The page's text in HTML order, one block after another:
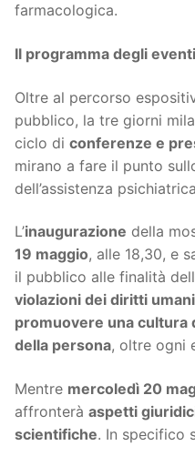
farmacologica.
Il programma degli eventi
Oltre al percorso
pubblico, la tre giorni
ciclo di conferenze e
mirano a fare il punto
dell’assistenza
L’inaugurazione della
19 maggio, alle 18,30, e
il pubblico alle finalità
violazioni dei diritti umani
promuovere una cultura
della persona, oltre ogni
Mentre mercoledì 20
affronterà aspetti
scientifiche. In specifico